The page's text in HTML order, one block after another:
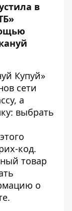
в
Купуй»
сети
а
выбрать
код.
товар
о